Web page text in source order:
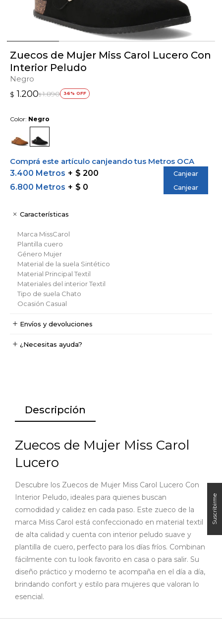
Zuecos de Mujer Miss Carol Lucero Con
Interior Peludo
Negro
$ 1.200$ 1.890 36
Color: Negro
Comprá este artículo canjeando tus Metros OCA
3.400 Metros
$ 200 Canjear
6.800 Metros $ 0 Canjear
Características
Marca MissCarol
Plantilla cuero
Género Mujer
Material de la suela Sintético
Material Principal Textil
Materiales del interiorTextil
Tipo de suela Chato
Ocasión Casual
Envíos y devoluciones
¿Necesitas ayuda?
Descripción
Zuecos de Mujer Miss Carol
Lucero
Descubre los Zuecos de Mujer Miss Carol Lucero Con
Interior Peludo, ideales para quienes buscan
comodidad y calidez en cada paso. Este zueco de la
marca Miss Carol está confeccionado en material textil
de alta calidad y cuenta con interior peludo suave y
plantilla de cuero, perfecto para los días fríos. Combinan
fácilmente con tu look favorito en casa o para salir. Su
diseño práctico y moderno te acompaña en el día a día,
brindando confort y estilo para mujeres que valoran lo
esencial.